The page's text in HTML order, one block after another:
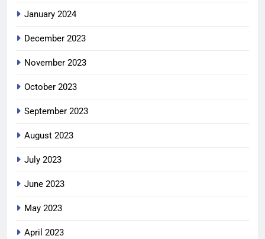
January 2024
December 2023
November 2023
October 2023
September 2023
August 2023
July 2023
June 2023
May 2023
April 2023